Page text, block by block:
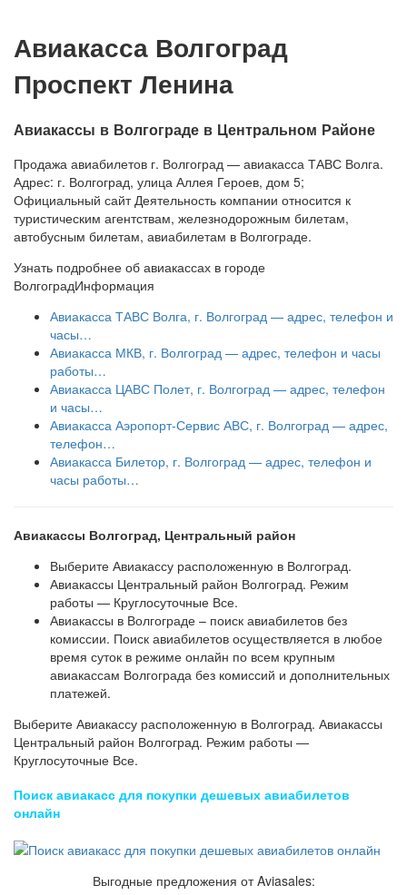
Авиакасса Волгоград
Проспект Ленина
Авиакассы в Волгограде в Центральном Районе
Продажа авиабилетов г. Волгоград — авиакасса ТАВС Волга.
Адрес: г. Волгоград, улица Аллея Героев, дом 5;
Официальный сайт Деятельность компании относится к
туристическим агентствам, железнодорожным билетам,
автобусным билетам, авиабилетам в Волгограде.
Узнать подробнее об авиакассах в городе
ВолгоградИнформация
Авиакасса ТАВС Волга, г. Волгоград — адрес, телефон и
часы…
Авиакасса МКВ, г. Волгоград — адрес, телефон и часы
работы…
Авиакасса ЦАВС Полет, г. Волгоград — адрес, телефон
и часы…
Авиакасса Аэропорт-Сервис АВС, г. Волгоград — адрес,
телефон…
Авиакасса Билетор, г. Волгоград — адрес, телефон и
часы работы…
Авиакассы Волгоград, Центральный район
Выберите Авиакассу расположенную в Волгоград.
Авиакассы Центральный район Волгоград. Режим
работы — Круглосуточные Все.
Авиакассы в Волгограде – поиск авиабилетов без
комиссии. Поиск авиабилетов осуществляется в любое
время суток в режиме онлайн по всем крупным
авиакассам Волгограда без комиссий и дополнительных
платежей.
Выберите Авиакассу расположенную в Волгоград. Авиакассы
Центральный район Волгоград. Режим работы —
Круглосуточные Все.
Поиск авиакасс для покупки дешевых авиабилетов
онлайн
Выгодные предложения от Aviasales: